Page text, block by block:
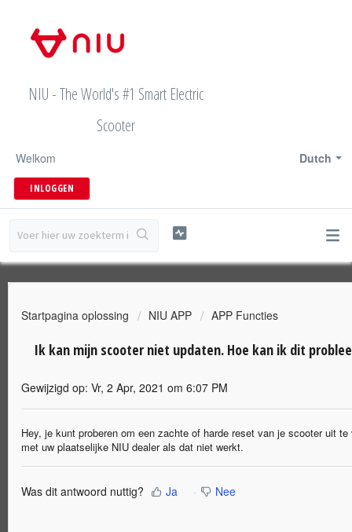
NIU - The World's #1 Smart Electric
Scooter
Dutch
Welkom
INLOGGEN
Startpagina oplossing NIU APP APP Functies
Ik kan mijn scooter niet updaten. Hoe kan ik dit
Gewijzigd op: Vr, 2 Apr, 2021 om 6:07 PM
Hey, je kunt proberen om een zachte of harde reset van je scooter uit
met uw plaatselijke NIU dealer als dat niet werkt.
Was dit antwoord nuttig? Ja Nee